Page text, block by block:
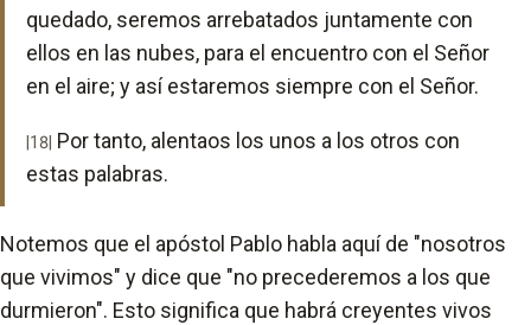
quedado, seremos arrebatados juntamente con
ellos en las nubes, para el encuentro con el Señor
en el aire; y así estaremos siempre con el Señor.
|18| Por tanto, alentaos los unos a los otros con
estas palabras.
Notemos que el apóstol Pablo habla aquí de "nosotros
que vivimos" y dice que "no precederemos a los que
durmieron". Esto significa que habrá creyentes vivos